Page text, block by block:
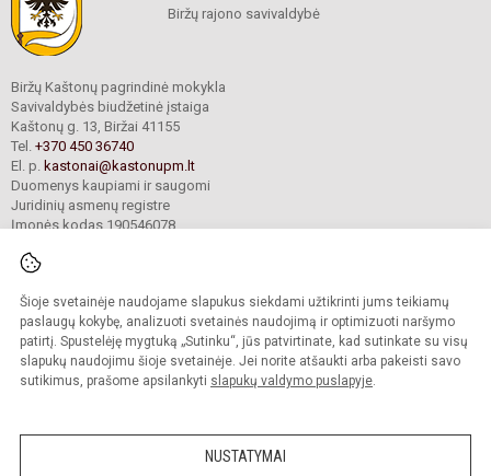
Šioje svetainėje naudojame slapukus siekdami užtikrinti jums teikiamų
paslaugų kokybę, analizuoti svetainės naudojimą ir optimizuoti naršymo
patirtį. Spustelėję mygtuką „Sutinku“, jūs patvirtinate, kad sutinkate su visų
slapukų naudojimu šioje svetainėje. Jei norite atšaukti arba pakeisti savo
sutikimus, prašome apsilankyti slapukų valdymo puslapyje.
NUSTATYMAI
Biržų rajono savivaldybė
Biržų Kaštonų pagrindinė mokykla
Savivaldybės biudžetinė įstaiga
Kaštonų g. 13, Biržai 41155
Tel. +370 450 36740
El. p. kastonai@kastonupm.lt
Duomenys kaupiami ir saugomi
Juridinių asmenų registre
Įmonės kodas 190546078
© 2024. Biržų Kaštonų pagrindinė mokykla. Visos teisės saugomos.
Kopijuoti turinį be raštiško įstaigos administracijos sutikimo griežtai draudžiama.
Prieinamumo paraiška Slapukų valdymas
Sumanus būdas atnaujinti